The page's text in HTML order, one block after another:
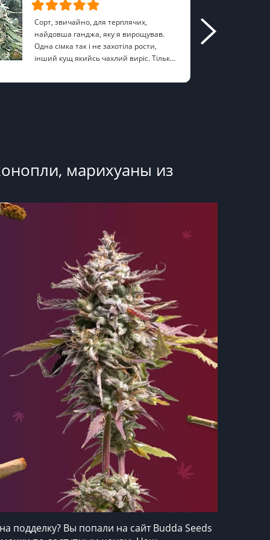
Сорт, звичайно, для терплячих,
найдовша ганджа, яку я вирощував.
Одна сімка так і не захотіла рости,
інший кущ якийсь чахлий виріс. Тільки
шишки щільні, товсті. Після
марихуаны из
подделку? Вы попали на сайт Budda Seeds